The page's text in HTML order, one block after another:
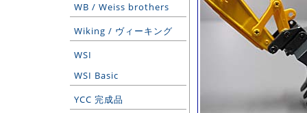
WB / Weiss brothers
Wiking / ヴィーキング
WSI
WSI Basic
YCC 完成品